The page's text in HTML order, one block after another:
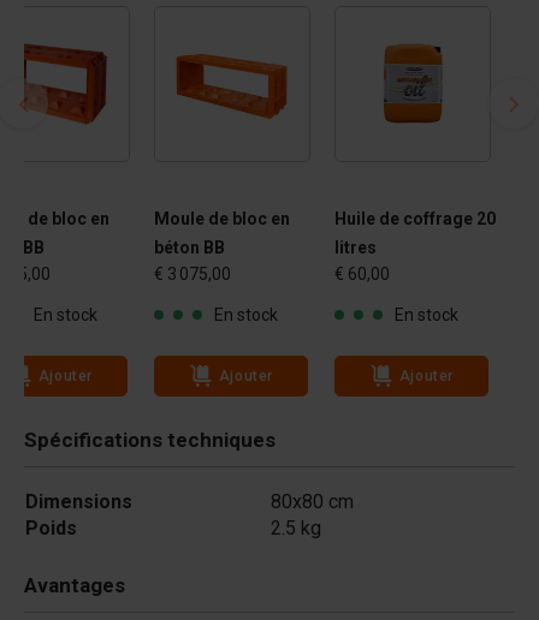
de bloc en
BB
En stock
Ajouter
Moule de bloc en
béton BB
€ 3 075,00
En stock
Ajouter
Huile de coffrage 20
litres
€ 60,00
En stock
Ajouter
Spécifications techniques
Dimensions
80x80 cm
Poids
2.5 kg
Avantages